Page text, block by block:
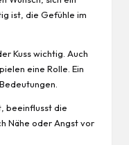
ist, die Gefühle im
Kuss wichtig. Auch
eine Rolle. Ein
beeinflusst die
Nähe oder Angst vor